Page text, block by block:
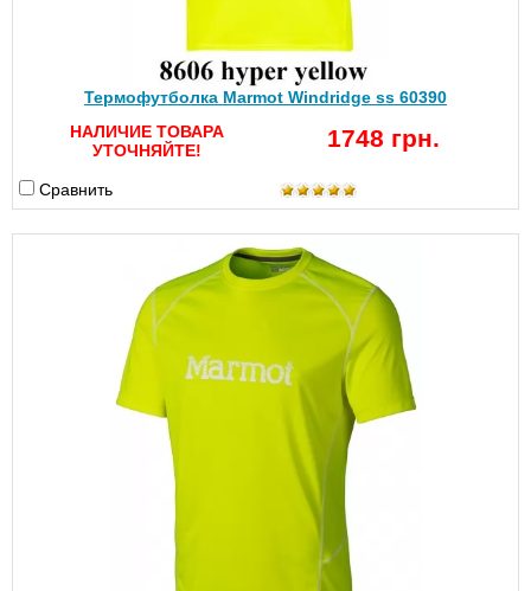
Термофутболка Marmot Windridge ss 60390
НАЛИЧИЕ ТОВАРА
УТОЧНЯЙТЕ!
1748 грн.
Сравнить